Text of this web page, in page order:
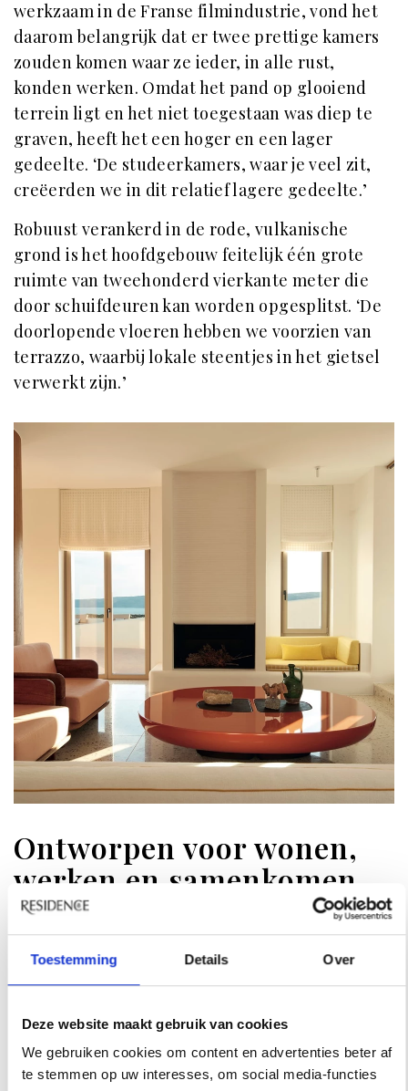
Toestemming Details Over
Deze website maakt gebruik van cookies
We gebruiken cookies om content en advertenties beter af
te stemmen op uw interesses, om social media-functies
werkzaam in de Franse filmindustrie, vond het
daarom belangrijk dat er twee prettige kamers
zouden komen waar ze ieder, in alle rust,
konden werken. Omdat het pand op glooiend
terrein ligt en het niet toegestaan was diep te
graven, heeft het een hoger en een lager
gedeelte. ‘De studeerkamers, waar je veel zit,
creëerden we in dit relatief lagere gedeelte.’
Robuust verankerd in de rode, vulkanische
grond is het hoofdgebouw feitelijk één grote
ruimte van tweehonderd vierkante meter die
door schuifdeuren kan worden opgesplitst. ‘De
doorlopende vloeren hebben we voorzien van
terrazzo, waarbij lokale steentjes in het gietsel
verwerkt zijn.’
Ontworpen voor wonen,
werken en samenkomen
Het gastenverblijf, een slordige tachtig
met een driehoekvormige binnentuin, die, aldus
functioneert wanneer er gasten zijn. Ignatio:
‘Het is een voortdurende reis van ontdekken,
aanpassen en groeien geweest, iets waar -